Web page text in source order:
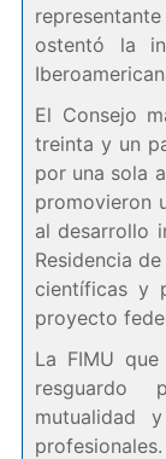
ostentó la
El Consejo
treinta y un
por una sola
promovieron
al desarrollo
Residencia
científicas y
proyecto
La FIMU
resguardo
mutualidad